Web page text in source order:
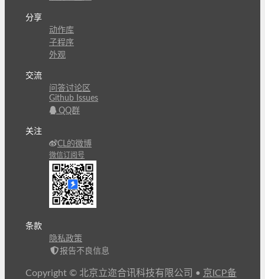
分享
动作库
子程序
外观
交流
问答讨论区
Github Issues
QQ群
关注
CL的微博
微信订阅号
条款
隐私政策
报告不良信息
Copyright © 北京立迩合讯科技有限公司 • 京ICP备